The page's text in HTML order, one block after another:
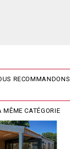
RECOMMANDONS
CATÉGORIE